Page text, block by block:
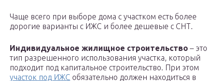
Чаще всего при выборе дома с участком есть более
дорогие варианты с ИЖС и более дешевые с СНТ.
Индивидуальное жилищное строительство – это
тип разрешенного использования участка, который
подходит под капитальное строительство. При этом
участок под ИЖС обязательно должен находиться в